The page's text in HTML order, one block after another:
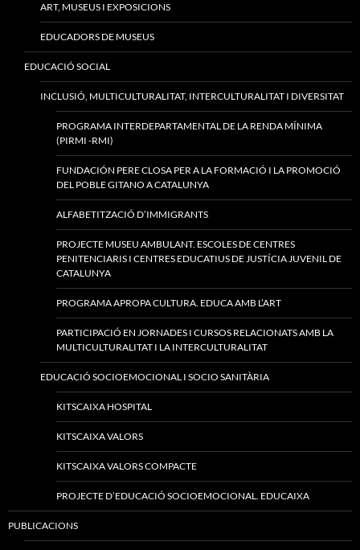
ART, MUSEUS I EXPOSICIONS
EDUCADORS DE MUSEUS
EDUCACIÓ SOCIAL
INCLUSIÓ, MULTICULTURALITAT, INTERCULTURALITAT I DIVERSITAT
PROGRAMA INTERDEPARTAMENTAL DE LA RENDA MÍNIMA
(PIRMI -RMI)
FUNDACIÓN PERE CLOSA PER A LA FORMACIÓ I LA PROMOCIÓ
DEL POBLE GITANO A CATALUNYA
ALFABETITZACIÓ D’IMMIGRANTS
PROJECTE MUSEU AMBULANT. ESCOLES DE CENTRES
PENITENCIARIS I CENTRES EDUCATIUS DE JUSTÍCIA JUVENIL DE
CATALUNYA
PROGRAMA APROPA CULTURA. EDUCA AMB L’ART
PARTICIPACIÓ EN JORNADES I CURSOS RELACIONATS AMB LA
MULTICULTURALITAT I LA INTERCULTURALITAT
EDUCACIÓ SOCIOEMOCIONAL I SOCIO SANITÀRIA
KITSCAIXA HOSPITAL
KITSCAIXA VALORS
KITSCAIXA VALORS COMPACTE
PROJECTE D’EDUCACIÓ SOCIOEMOCIONAL. EDUCAIXA
PUBLICACIONS